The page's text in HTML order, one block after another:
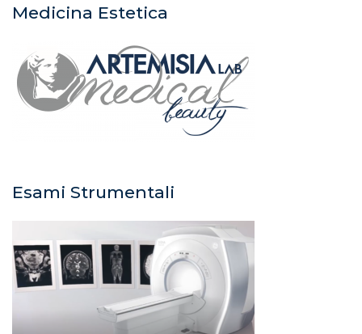
Medicina Estetica
Esami Strumentali